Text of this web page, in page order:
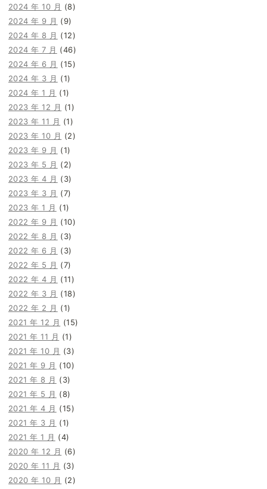
2024 年 10 月 (8)
2024 年 9 月 (9)
2024 年 8 月 (12)
2024 年 7 月 (46)
2024 年 6 月 (15)
2024 年 3 月 (1)
2024 年 1 月 (1)
2023 年 12 月 (1)
2023 年 11 月 (1)
2023 年 10 月 (2)
2023 年 9 月 (1)
2023 年 5 月 (2)
2023 年 4 月 (3)
2023 年 3 月 (7)
2023 年 1 月 (1)
2022 年 9 月 (10)
2022 年 8 月 (3)
2022 年 6 月 (3)
2022 年 5 月 (7)
2022 年 4 月 (11)
2022 年 3 月 (18)
2022 年 2 月 (1)
2021 年 12 月 (15)
2021 年 11 月 (1)
2021 年 10 月 (3)
2021 年 9 月 (10)
2021 年 8 月 (3)
2021 年 5 月 (8)
2021 年 4 月 (15)
2021 年 3 月 (1)
2021 年 1 月 (4)
2020 年 12 月 (6)
2020 年 11 月 (3)
2020 年 10 月 (2)